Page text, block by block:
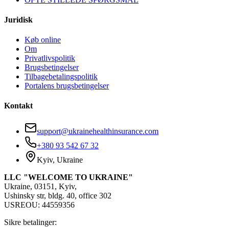
Juridisk
Køb online
Om
Privatlivspolitik
Brugsbetingelser
Tilbagebetalingspolitik
Portalens brugsbetingelser
Kontakt
support@ukrainehealthinsurance.com
+380 93 542 67 32
Kyiv, Ukraine
LLC "WELCOME TO UKRAINE"
Ukraine, 03151, Kyiv,
Ushinsky str, bldg. 40, office 302
USREOU: 44559356
Sikre betalinger: